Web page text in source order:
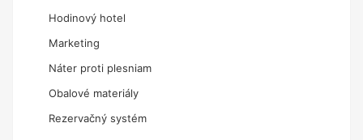
Hodinový hotel
Marketing
Náter proti plesniam
Obalové materiály
Rezervačný systém